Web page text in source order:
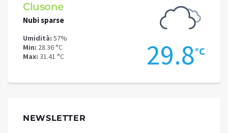
Clusone
Nubi sparse
Umidità: 57%
Min: 28.36 °C
Max: 31.41 °C 29.8°C
NEWSLETTER